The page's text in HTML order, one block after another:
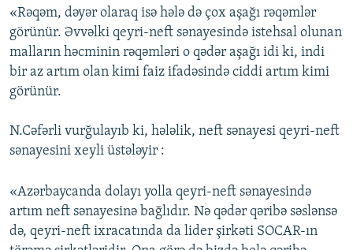
«Rəqəm, dəyər olaraq isə hələ də çox aşağı rəqəmlər
görünür. Əvvəlki qeyri-neft sənayesində istehsal olunan
malların həcminin rəqəmləri o qədər aşağı idi ki, indi
bir az artım olan kimi faiz ifadəsində ciddi artım kimi
görünür.
N.Cəfərli vurğulayıb ki, hələlik, neft sənayesi qeyri-neft
sənayesini xeyli üstələyir :
«Azərbaycanda dolayı yolla qeyri-neft sənayesində
artım neft sənayesinə bağlıdır. Nə qədər qəribə səslənsə
də, qeyri-neft ixracatında da lider şirkəti SOCAR-ın